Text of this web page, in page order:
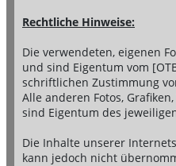
Rechtliche Hinweise:
Die verwendeten, eigenen
und sind Eigentum vom
schriftlichen Zustimmung
Alle anderen Fotos,
sind Eigentum des
Die Inhalte unserer
kann jedoch nicht